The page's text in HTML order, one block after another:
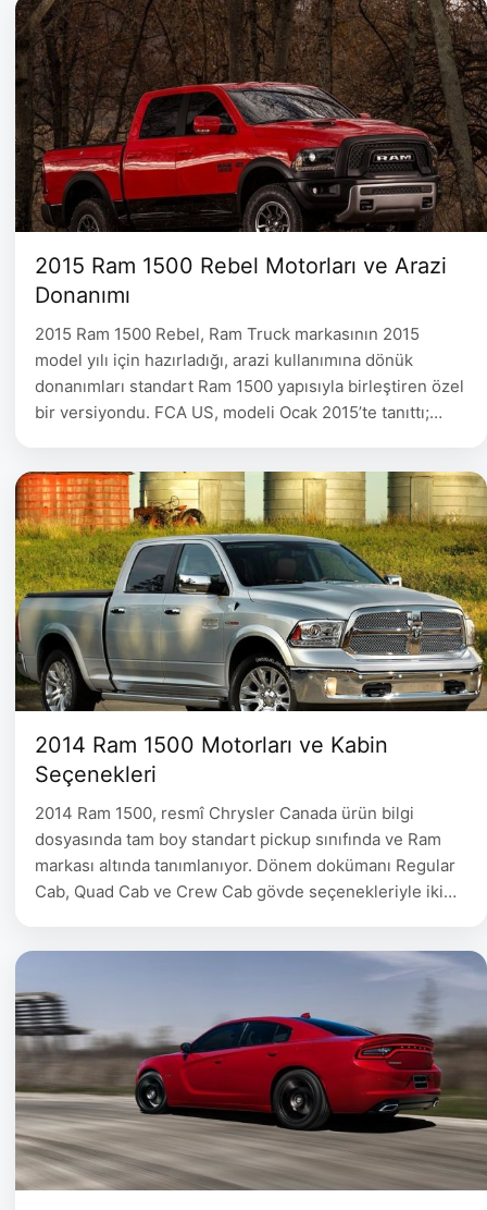
aerodinamik, şasi ve lastik alanlarına yoğunlaştığını;
üretimin ise Detroit’teki Conner Avenue …
2015 Ram 1500 Rebel Motorları ve Arazi
Donanımı
2015 Ram 1500 Rebel, Ram Truck markasının 2015
model yılı için hazırladığı, arazi kullanımına dönük
donanımları standart Ram 1500 yapısıyla birleştiren özel
bir versiyondu. FCA US, modeli Ocak 2015’te tanıttı;
Show’da tanıtıldığını doğruluyor. Dönemin resmî
kaynaklarında model adı Dodge yerine Ram …
2014 Ram 1500 Motorları ve Kabin
Seçenekleri
2014 Ram 1500, resmî Chrysler Canada ürün bilgi
dosyasında tam boy standart pickup sınıfında ve Ram
markası altında tanımlanıyor. Dönem dokümanı Regular
Cab, Quad Cab ve Crew Cab gövde seçenekleriyle iki
1500 olarak kullanılıyor; arşiv kaydındaki Dodge ifadesi
ise …